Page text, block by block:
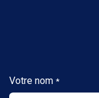
Votre nom *